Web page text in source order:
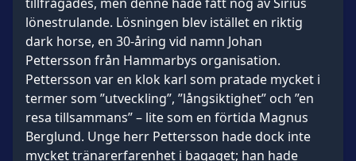
lönestrulande. Lösningen blev istället en riktig
dark horse, en 30-åring vid namn Johan
Pettersson från Hammarbys organisation.
Pettersson var en klok karl som pratade mycket i
termer som ”utveckling”, ”långsiktighet” och ”en
resa tillsammans” – lite som en förtida Magnus
Berglund. Unge herr Pettersson hade dock inte
mycket tränarerfarenhet i bagaget; han hade